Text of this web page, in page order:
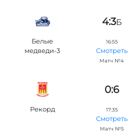
4:3Б
Белые
медведи-3
16:55
Смотреть
Матч №4
0:6
Рекорд 17:35
Смотреть
Матч №5